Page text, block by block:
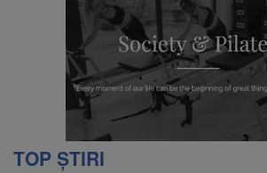
TOP ȘTIRI